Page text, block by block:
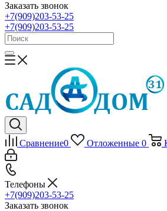
Заказать звонок
+7(909)203-53-25
+7(909)203-53-25
Сравнение0 Отложенные 0
Телефоны
+7(909)203-53-25
Заказать звонок